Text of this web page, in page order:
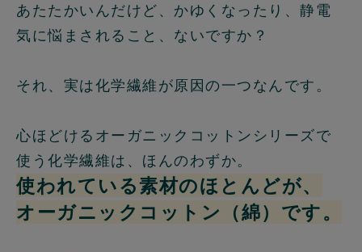
あたたかいんだけど、かゆくなったり、静電
気に悩まされること、ないですか？
それ、実は化学繊維が原因の一つなんです。
心ほどけるオーガニックコットンシリーズで
使う化学繊維は、ほんのわずか。
使われている素材のほとんどが、
オーガニックコットン（綿）です。